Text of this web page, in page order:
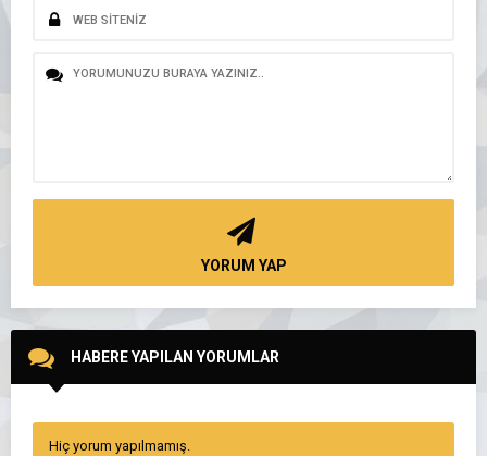
YORUM YAP
HABERE YAPILAN YORUMLAR
Hiç yorum yapılmamış.